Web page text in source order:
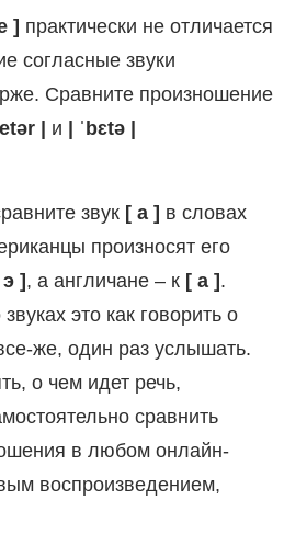
] практически не отличается
согласные звуки
Сравните произношение
| и | ˈbɛtə |
звук [ a ] в словах
произносят его
], а англичане – к [ а ].
это как говорить о
же, один раз услышать.
о чем идет речь,
сравнить
в любом онлайн-
воспроизведением,